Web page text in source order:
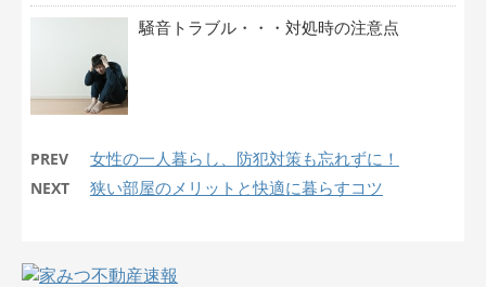
騒音トラブル・・・対処時の注意点
PREV 女性の一人暮らし、防犯対策も忘れずに！
NEXT 狭い部屋のメリットと快適に暮らすコツ